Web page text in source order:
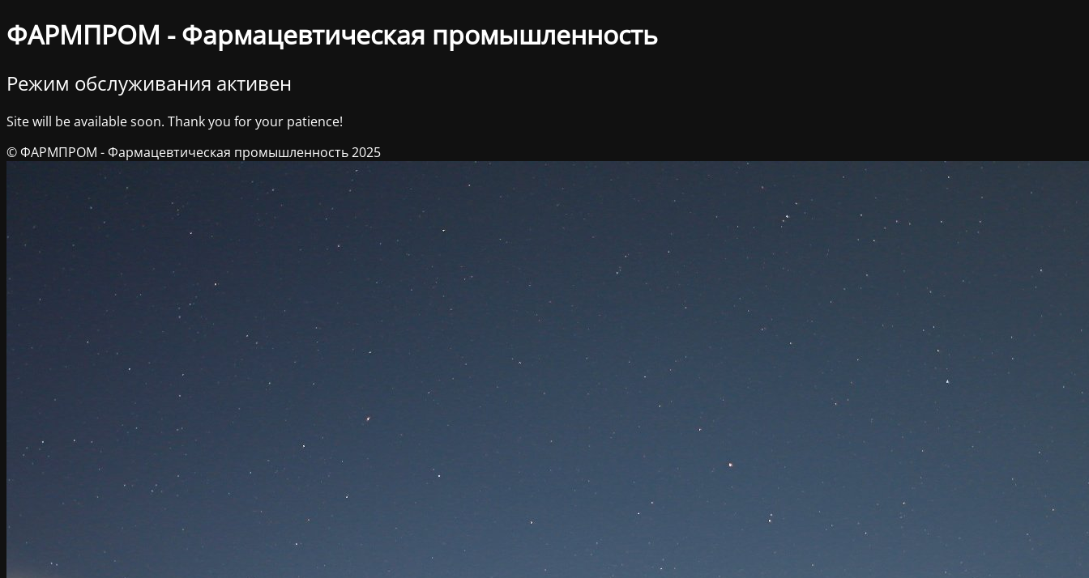
ФАРМПРОМ - Фармацевтическая промышленность
Режим обслуживания активен
Site will be available soon. Thank you for your patience!
© ФАРМПРОМ - Фармацевтическая промышленность 2025